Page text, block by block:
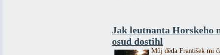
Jak leutnanta Horskeho
osud dostihl
Můj děda František mi